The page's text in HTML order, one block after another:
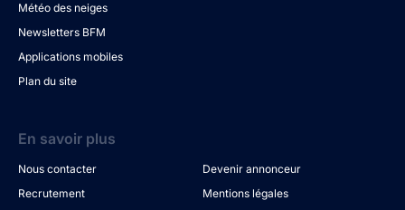
Météo des neiges
Newsletters BFM
Applications mobiles
Plan du site
En savoir plus
Nous contacter
Devenir annonceur
Recrutement
Mentions légales